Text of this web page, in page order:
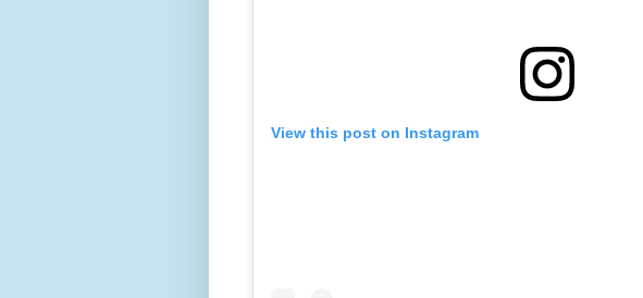
View this post on Instagram